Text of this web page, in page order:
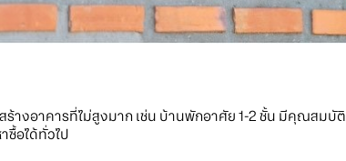
างอาคารที่ไม่สูงมาก เช่น บ้านพักอาศัย 1-2 ชั้น มีคุณสมบัติ
ซื้อได้ทั่วไป